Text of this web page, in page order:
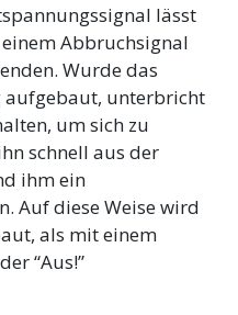
lässt
Abbruchsignal
Wurde das
aufgebaut, unterbricht
um sich zu
schnell aus der
ihm ein
Auf diese Weise wird
als mit einem
“Aus!”